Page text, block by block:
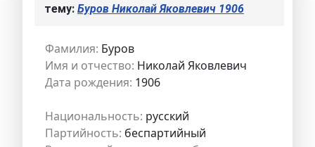
тему: Буров Николай Яковлевич 1906
Фамилия: Буров
Имя и отчество: Николай Яковлевич
Дата рождения: 1906
Национальность: русский
Партийность: беспартийный